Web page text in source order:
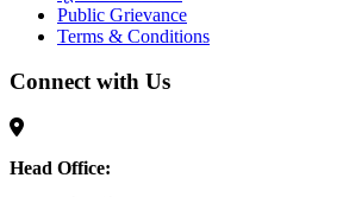
Public Grievance
Terms & Conditions
Connect with Us
Head Office: